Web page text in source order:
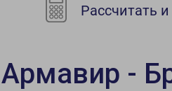
Рассчитать
-